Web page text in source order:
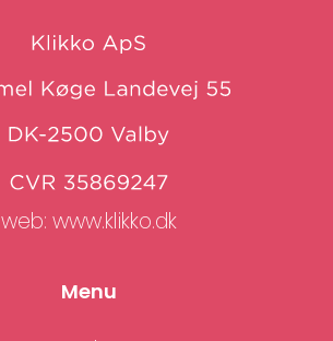
web: www.klikko.dk
Menu